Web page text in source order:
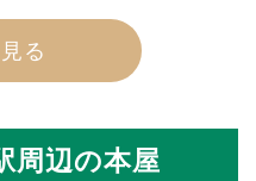
る
周辺の本屋